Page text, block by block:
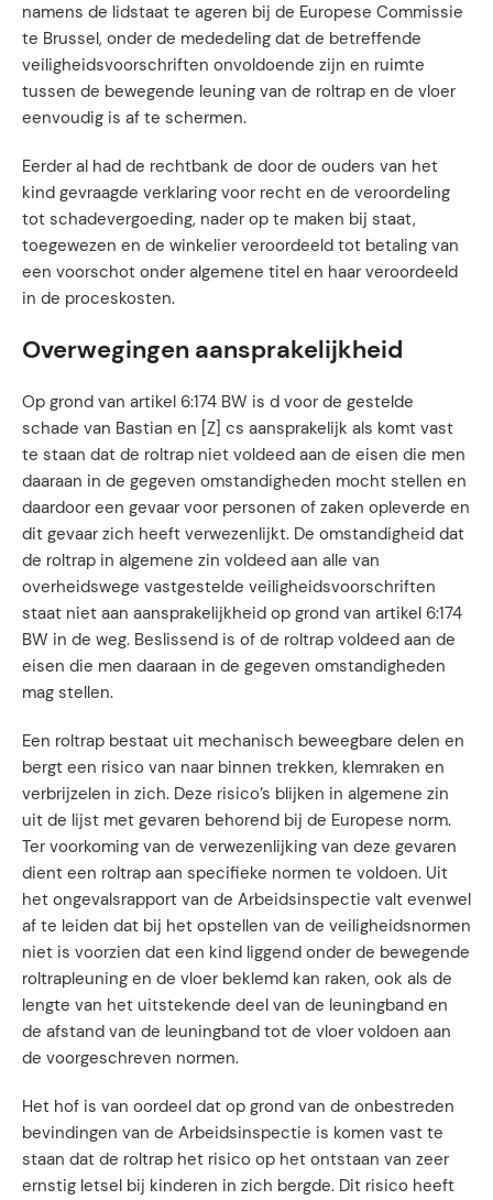
namens de lidstaat te ageren bij de Europese Commissie
te Brussel, onder de mededeling dat de betreffende
veiligheidsvoorschriften onvoldoende zijn en ruimte
tussen de bewegende leuning van de roltrap en de vloer
eenvoudig is af te schermen.
Eerder al had de rechtbank de door de ouders van het
kind gevraagde verklaring voor recht en de veroordeling
tot schadevergoeding, nader op te maken bij staat,
toegewezen en de winkelier veroordeeld tot betaling van
een voorschot onder algemene titel en haar veroordeeld
in de proceskosten.
Overwegingen aansprakelijkheid
Op grond van artikel 6:174 BW is d voor de gestelde
schade van Bastian en [Z] cs aansprakelijk als komt vast
te staan dat de roltrap niet voldeed aan de eisen die men
daaraan in de gegeven omstandigheden mocht stellen en
daardoor een gevaar voor personen of zaken opleverde en
dit gevaar zich heeft verwezenlijkt. De omstandigheid dat
de roltrap in algemene zin voldeed aan alle van
overheidswege vastgestelde veiligheidsvoorschriften
staat niet aan aansprakelijkheid op grond van artikel 6:174
BW in de weg. Beslissend is of de roltrap voldeed aan de
eisen die men daaraan in de gegeven omstandigheden
mag stellen.
Een roltrap bestaat uit mechanisch beweegbare delen en
bergt een risico van naar binnen trekken, klemraken en
verbrijzelen in zich. Deze risico’s blijken in algemene zin
uit de lijst met gevaren behorend bij de Europese norm.
Ter voorkoming van de verwezenlijking van deze gevaren
dient een roltrap aan specifieke normen te voldoen. Uit
het ongevalsrapport van de Arbeidsinspectie valt evenwel
af te leiden dat bij het opstellen van de veiligheidsnormen
niet is voorzien dat een kind liggend onder de bewegende
roltrapleuning en de vloer beklemd kan raken, ook als de
lengte van het uitstekende deel van de leuningband en
de afstand van de leuningband tot de vloer voldoen aan
de voorgeschreven normen.
Het hof is van oordeel dat op grond van de onbestreden
bevindingen van de Arbeidsinspectie is komen vast te
staan dat de roltrap het risico op het ontstaan van zeer
ernstig letsel bij kinderen in zich bergde. Dit risico heeft